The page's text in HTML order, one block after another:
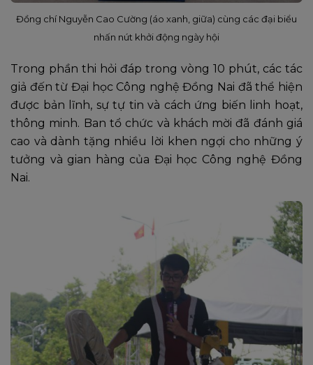
Đồng chí Nguyễn Cao Cường (áo xanh, giữa) cùng các đại biểu
nhấn nút khởi động ngày hội
Trong phần thi hỏi đáp trong vòng 10 phút, các tác
giả đến từ Đại học Công nghệ Đồng Nai đã thể hiện
được bản lĩnh, sự tự tin và cách ứng biến linh hoạt,
thông minh. Ban tổ chức và khách mời đã đánh giá
cao và dành tặng nhiều lời khen ngợi cho những ý
tưởng và gian hàng của Đại học Công nghệ Đồng
Nai.